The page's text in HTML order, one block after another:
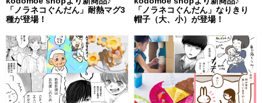
「ノラネコぐんだん」耐熱マグ3
種が登場！
「ノラネコぐんだん」なりきり
帽子（大、小）が登場！